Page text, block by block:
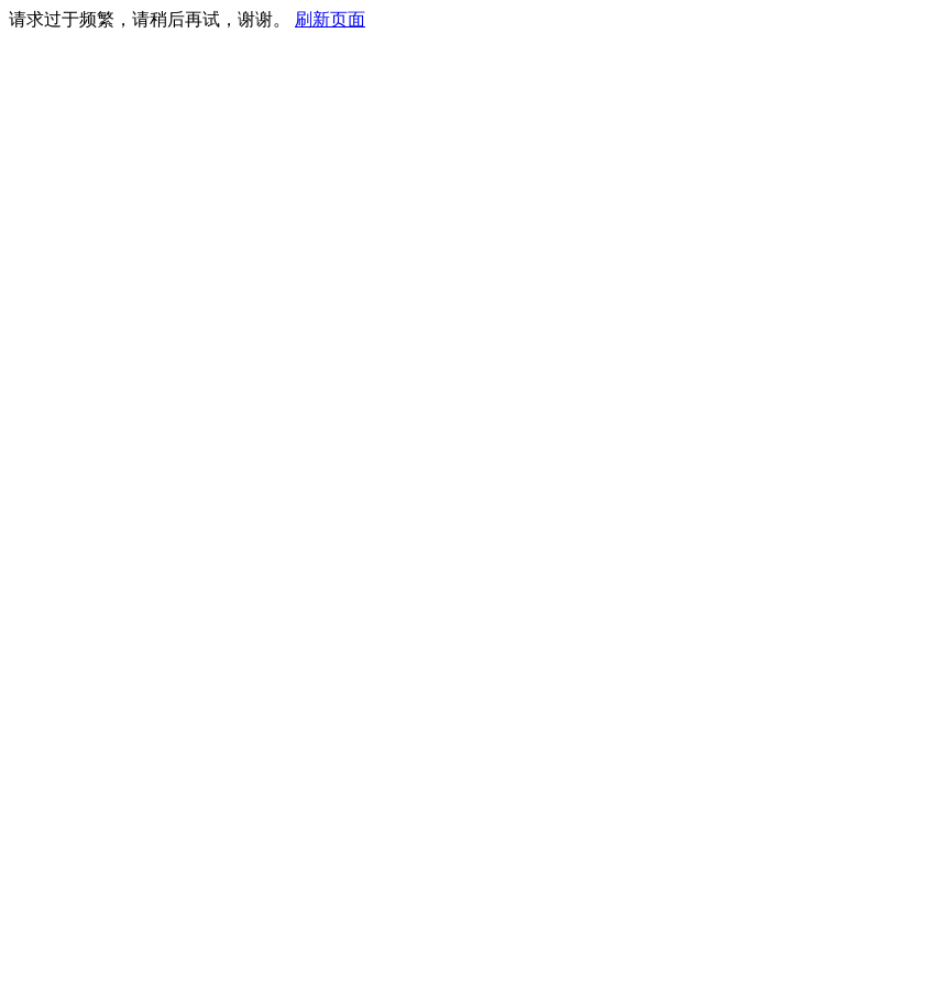
请求过于频繁，请稍后再试，谢谢。 刷新页面